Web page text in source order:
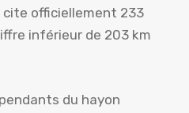
cite officiellement 233
inférieur de 203 km
du hayon